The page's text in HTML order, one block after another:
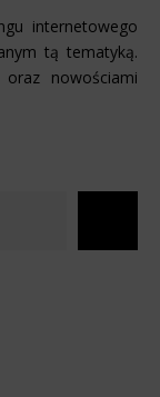
internetowego
tą tematyką.
nowościami